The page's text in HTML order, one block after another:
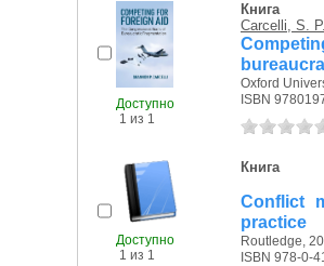
Доступно
1 из 1
Книга
Carcelli, S.
Oxford
ISBN
Доступно
1 из 1
Книга
Conflict
practice
Routledge,
ISBN 978-0-